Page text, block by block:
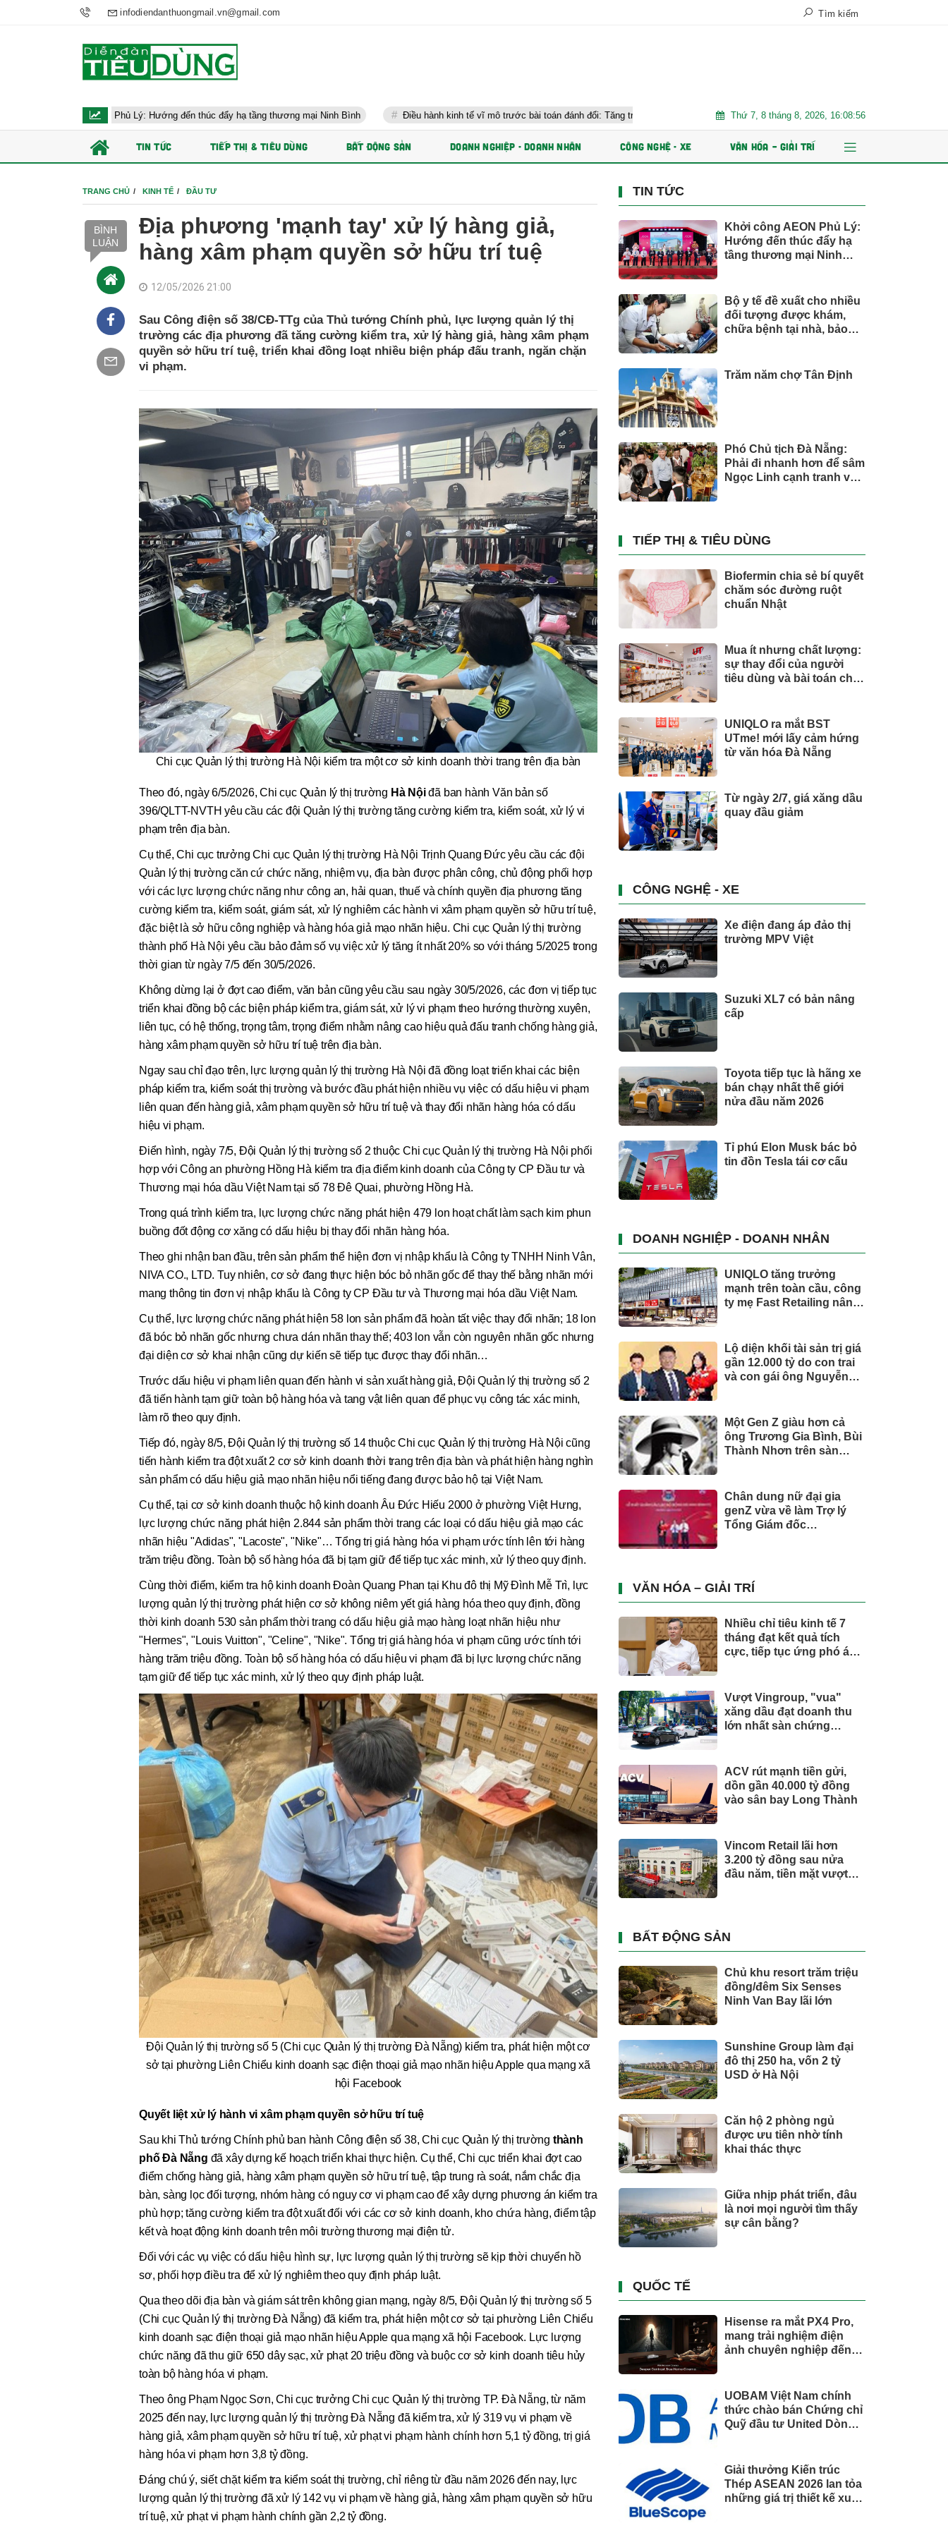
infodiendanthuongmail.vn@gmail.com Tìm kiếm
AEON Phủ Lý: Hướng đến thúc đẩy hạ tầng thương mại Ninh Bình Điều hành kinh tế vĩ mô trước bài toán đánh đổi: Tăng trưởng nhanh và ổn định bền vững Chứng khoán Kafi chuẩn bị IPO 125 triệu cổ
Thứ 7, 8 tháng 8, 2026, 16:08:58
TIN TỨC TIẾP THỊ & TIÊU DÙNG BẤT ĐỘNG SẢN DOANH NGHIỆP - DOANH NHÂN CÔNG NGHỆ - XE VĂN HÓA – GIẢI TRÍ
TRANG CHỦ KINH TẾ ĐẦU TƯ
BÌNH
LUẬN
Địa phương 'mạnh tay' xử lý hàng giả,
hàng xâm phạm quyền sở hữu trí tuệ
12/05/2026 21:00
Sau Công điện số 38/CĐ-TTg của Thủ tướng Chính phủ, lực lượng quản lý thị
trường các địa phương đã tăng cường kiểm tra, xử lý hàng giả, hàng xâm phạm
quyền sở hữu trí tuệ, triển khai đồng loạt nhiều biện pháp đấu tranh, ngăn chặn
vi phạm.
Chi cục Quản lý thị trường Hà Nội kiểm tra một cơ sở kinh doanh thời trang trên địa bàn
Theo đó, ngày 6/5/2026, Chi cục Quản lý thị trường Hà Nộiđã ban hành Văn bản số
396/QLTT-NVTH yêu cầu các đội Quản lý thị trường tăng cường kiểm tra, kiểm soát, xử lý vi
phạm trên địa bàn.
Cụ thể, Chi cục trưởng Chi cục Quản lý thị trường Hà Nội Trịnh Quang Đức yêu cầu các đội
Quản lý thị trường căn cứ chức năng, nhiệm vụ, địa bàn được phân công, chủ động phối hợp
với các lực lượng chức năng như công an, hải quan, thuế và chính quyền địa phương tăng
cường kiểm tra, kiểm soát, giám sát, xử lý nghiêm các hành vi xâm phạm quyền sở hữu trí tuệ,
đặc biệt là sở hữu công nghiệp và hàng hóa giả mạo nhãn hiệu. Chi cục Quản lý thị trường
thành phố Hà Nội yêu cầu bảo đảm số vụ việc xử lý tăng ít nhất 20% so với tháng 5/2025 trong
thời gian từ ngày 7/5 đến 30/5/2026.
Không dừng lại ở đợt cao điểm, văn bản cũng yêu cầu sau ngày 30/5/2026, các đơn vị tiếp tục
triển khai đồng bộ các biện pháp kiểm tra, giám sát, xử lý vi phạm theo hướng thường xuyên,
liên tục, có hệ thống, trọng tâm, trọng điểm nhằm nâng cao hiệu quả đấu tranh chống hàng giả,
hàng xâm phạm quyền sở hữu trí tuệ trên địa bàn.
Ngay sau chỉ đạo trên, lực lượng quản lý thị trường Hà Nội đã đồng loạt triển khai các biện
pháp kiểm tra, kiểm soát thị trường và bước đầu phát hiện nhiều vụ việc có dấu hiệu vi phạm
liên quan đến hàng giả, xâm phạm quyền sở hữu trí tuệ và thay đổi nhãn hàng hóa có dấu
hiệu vi phạm.
Điển hình, ngày 7/5, Đội Quản lý thị trường số 2 thuộc Chi cục Quản lý thị trường Hà Nội phối
hợp với Công an phường Hồng Hà kiểm tra địa điểm kinh doanh của Công ty CP Đầu tư và
Thương mại hóa dầu Việt Nam tại số 78 Đê Quai, phường Hồng Hà.
Trong quá trình kiểm tra, lực lượng chức năng phát hiện 479 lon hoạt chất làm sạch kim phun
buồng đốt động cơ xăng có dấu hiệu bị thay đổi nhãn hàng hóa.
Theo ghi nhận ban đầu, trên sản phẩm thể hiện đơn vị nhập khẩu là Công ty TNHH Ninh Vân,
NIVA CO., LTD. Tuy nhiên, cơ sở đang thực hiện bóc bỏ nhãn gốc để thay thế bằng nhãn mới
mang thông tin đơn vị nhập khẩu là Công ty CP Đầu tư và Thương mại hóa dầu Việt Nam.
Cụ thể, lực lượng chức năng phát hiện 58 lon sản phẩm đã hoàn tất việc thay đổi nhãn; 18 lon
đã bóc bỏ nhãn gốc nhưng chưa dán nhãn thay thế; 403 lon vẫn còn nguyên nhãn gốc nhưng
đại diện cơ sở khai nhận cũng dự kiến sẽ tiếp tục được thay đổi nhãn…
Trước dấu hiệu vi phạm liên quan đến hành vi sản xuất hàng giả, Đội Quản lý thị trường số 2
đã tiến hành tạm giữ toàn bộ hàng hóa và tang vật liên quan để phục vụ công tác xác minh,
làm rõ theo quy định.
Tiếp đó, ngày 8/5, Đội Quản lý thị trường số 14 thuộc Chi cục Quản lý thị trường Hà Nội cũng
tiến hành kiểm tra đột xuất 2 cơ sở kinh doanh thời trang trên địa bàn và phát hiện hàng nghìn
sản phẩm có dấu hiệu giả mạo nhãn hiệu nổi tiếng đang được bảo hộ tại Việt Nam.
Cụ thể, tại cơ sở kinh doanh thuộc hộ kinh doanh Âu Đức Hiếu 2000 ở phường Việt Hưng,
lực lượng chức năng phát hiện 2.844 sản phẩm thời trang các loại có dấu hiệu giả mạo các
nhãn hiệu "Adidas", "Lacoste", "Nike"… Tổng trị giá hàng hóa vi phạm ước tính lên tới hàng
trăm triệu đồng. Toàn bộ số hàng hóa đã bị tạm giữ để tiếp tục xác minh, xử lý theo quy định.
Cùng thời điểm, kiểm tra hộ kinh doanh Đoàn Quang Phan tại Khu đô thị Mỹ Đình Mễ Trì, lực
lượng quản lý thị trường phát hiện cơ sở không niêm yết giá hàng hóa theo quy định, đồng
thời kinh doanh 530 sản phẩm thời trang có dấu hiệu giả mạo hàng loạt nhãn hiệu như
"Hermes", "Louis Vuitton", "Celine", "Nike". Tổng trị giá hàng hóa vi phạm cũng ước tính tới
hàng trăm triệu đồng. Toàn bộ số hàng hóa có dấu hiệu vi phạm đã bị lực lượng chức năng
tạm giữ để tiếp tục xác minh, xử lý theo quy định pháp luật.
Đội Quản lý thị trường số 5 (Chi cục Quản lý thị trường Đà Nẵng) kiểm tra, phát hiện một cơ
sở tại phường Liên Chiểu kinh doanh sạc điện thoại giả mạo nhãn hiệu Apple qua mạng xã
hội Facebook
Quyết liệt xử lý hành vi xâm phạm quyền sở hữu trí tuệ
Sau khi Thủ tướng Chính phủ ban hành Công điện số 38, Chi cục Quản lý thị trường thành
phố Đà Nẵng đã xây dựng kế hoạch triển khai thực hiện. Cụ thể, Chi cục triển khai đợt cao
điểm chống hàng giả, hàng xâm phạm quyền sở hữu trí tuệ, tập trung rà soát, nắm chắc địa
bàn, sàng lọc đối tượng, nhóm hàng có nguy cơ vi phạm cao để xây dựng phương án kiểm tra
phù hợp; tăng cường kiểm tra đột xuất đối với các cơ sở kinh doanh, kho chứa hàng, điểm tập
kết và hoạt động kinh doanh trên môi trường thương mại điện tử.
Đối với các vụ việc có dấu hiệu hình sự, lực lượng quản lý thị trường sẽ kịp thời chuyển hồ
sơ, phối hợp điều tra để xử lý nghiêm theo quy định pháp luật.
Qua theo dõi địa bàn và giám sát trên không gian mạng, ngày 8/5, Đội Quản lý thị trường số 5
(Chi cục Quản lý thị trường Đà Nẵng) đã kiểm tra, phát hiện một cơ sở tại phường Liên Chiểu
kinh doanh sạc điện thoại giả mạo nhãn hiệu Apple qua mạng xã hội Facebook. Lực lượng
chức năng đã thu giữ 650 dây sạc, xử phạt 20 triệu đồng và buộc cơ sở kinh doanh tiêu hủy
toàn bộ hàng hóa vi phạm.
Theo ông Phạm Ngọc Sơn, Chi cục trưởng Chi cục Quản lý thị trường TP. Đà Nẵng, từ năm
2025 đến nay, lực lượng quản lý thị trường Đà Nẵng đã kiểm tra, xử lý 319 vụ vi phạm về
hàng giả, xâm phạm quyền sở hữu trí tuệ, xử phạt vi phạm hành chính hơn 5,1 tỷ đồng, trị giá
hàng hóa vi phạm hơn 3,8 tỷ đồng.
Đáng chú ý, siết chặt kiểm tra kiểm soát thị trường, chỉ riêng từ đầu năm 2026 đến nay, lực
lượng quản lý thị trường đã xử lý 142 vụ vi phạm về hàng giả, hàng xâm phạm quyền sở hữu
trí tuệ, xử phạt vi phạm hành chính gần 2,2 tỷ đồng.
TIN TỨC
Khởi công AEON Phủ Lý:
Hướng đến thúc đẩy hạ
tầng thương mại Ninh
Bộ y tế đề xuất cho nhiều
đối tượng được khám,
chữa bệnh tại nhà, bảo
Trăm năm chợ Tân Định
Phó Chủ tịch Đà Nẵng:
Phải đi nhanh hơn để sâm
Ngọc Linh cạnh tranh với
TIẾP THỊ & TIÊU DÙNG
Biofermin chia sẻ bí quyết
chăm sóc đường ruột
chuẩn Nhật
Mua ít nhưng chất lượng:
sự thay đổi của người
tiêu dùng và bài toán cho
UNIQLO ra mắt BST
UTme! mới lấy cảm hứng
từ văn hóa Đà Nẵng
Từ ngày 2/7, giá xăng dầu
quay đầu giảm
CÔNG NGHỆ - XE
Xe điện đang áp đảo thị
trường MPV Việt
Suzuki XL7 có bản nâng
cấp
Toyota tiếp tục là hãng xe
bán chạy nhất thế giới
nửa đầu năm 2026
Tỉ phú Elon Musk bác bỏ
tin đồn Tesla tái cơ cấu
DOANH NGHIỆP - DOANH NHÂN
UNIQLO tăng trưởng
mạnh trên toàn cầu, công
ty mẹ Fast Retailing nâng
Lộ diện khối tài sản trị giá
gần 12.000 tỷ do con trai
và con gái ông Nguyễn
Một Gen Z giàu hơn cả
ông Trương Gia Bình, Bùi
Thành Nhơn trên sàn
Chân dung nữ đại gia
genZ vừa về làm Trợ lý
Tổng Giám đốc
trụ, nắm giữ khối tài sản
hàng nghìn tỷ
VĂN HÓA – GIẢI TRÍ
Nhiều chỉ tiêu kinh tế 7
tháng đạt kết quả tích
cực, tiếp tục ứng phó áp
Vượt Vingroup, "vua"
xăng dầu đạt doanh thu
lớn nhất sàn chứng
ACV rút mạnh tiền gửi,
dồn gần 40.000 tỷ đồng
vào sân bay Long Thành
Vincom Retail lãi hơn
3.200 tỷ đồng sau nửa
đầu năm, tiền mặt vượt
BẤT ĐỘNG SẢN
Chủ khu resort trăm triệu
đồng/đêm Six Senses
Ninh Van Bay lãi lớn
Sunshine Group làm đại
đô thị 250 ha, vốn 2 tỷ
USD ở Hà Nội
Căn hộ 2 phòng ngủ
được ưu tiên nhờ tính
khai thác thực
Giữa nhịp phát triển, đâu
là nơi mọi người tìm thấy
sự cân bằng?
QUỐC TẾ
Hisense ra mắt PX4 Pro,
mang trải nghiệm điện
ảnh chuyên nghiệp đến
UOBAM Việt Nam chính
thức chào bán Chứng chỉ
Quỹ đầu tư United Dòng
Giải thưởng Kiến trúc
Thép ASEAN 2026 lan tỏa
những giá trị thiết kế xuất